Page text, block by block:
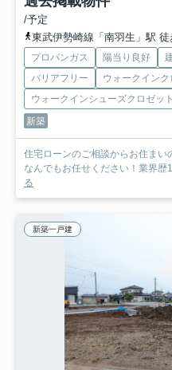
/予定
東武伊勢崎線「南羽生」駅 徒
プロパンガス 陽当り良好
バリアフリー
ウォークインク
ウォークインシューズクロゼット
新築
住宅ローンのご相談からお住まい
なんでもお任せください！業界歴
る
新築一戸建